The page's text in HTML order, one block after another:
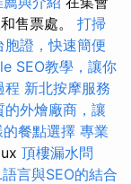
售票處。 打掃
胞證，快速簡便
SEO教學，讓你
程 新北按摩服務
的外燴廠商，讓
餐點選擇 專業
頂樓漏水問
言與SEO的結合